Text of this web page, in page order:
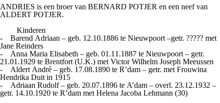
ANDRIES is een broer van BERNARD POTJER en een neef van
ALDERT POTJER.
Kinderen
- Barend Adriaan – geb. 12.10.1886 te Nieuwpoort –getr. ????? met
Jane Reinders
- Anna Maria Elisabeth – geb. 01.11.1887 te Nieuwpoort – getr.
21.01.1929 te Brentfort (U.K.) met Victor Wilhelm Joseph Meeussen
- Aldert André – geb. 17.08.1890 te R’dam – getr. met Frouwina
Hendrika Duit in 1915
- Adriaan Rudolf – geb. 20.07.1896 te A’dam – overl. 23.12.1932 –
getr. 14.10.1920 te R’dam met Helena Jacoba Lehmann (30)